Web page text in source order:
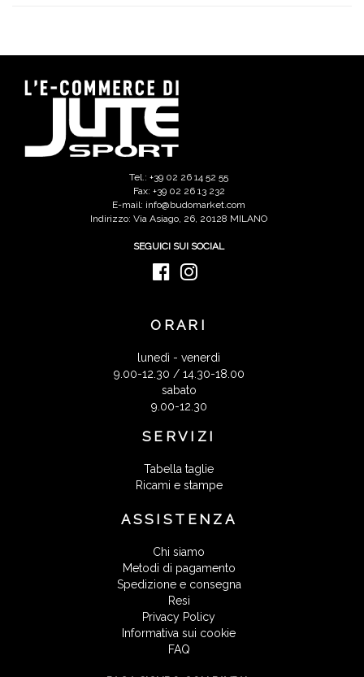
Tel.: +39 02 26 14 52 55
Fax: +39 02 26 13 232
E-mail: info@budomarket.com
Indirizzo: Via Asiago, 26, 20128 MILANO
SEGUICI SUI SOCIAL
ORARI
lunedì - venerdì
9.00-12.30 / 14.30-18.00
sabato
9.00-12.30
SERVIZI
Tabella taglie
Ricami e stampe
ASSISTENZA
Chi siamo
Metodi di pagamento
Spedizione e consegna
Resi
Privacy Policy
Informativa sui cookie
FAQ